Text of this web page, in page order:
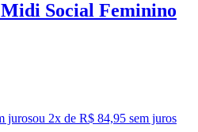
Social Feminino
jurosou 2x de R$ 84,95 sem juros